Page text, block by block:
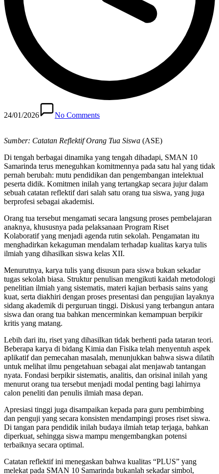
24/01/2026 No Comments
Sumber: Catatan Reflektif Orang Tua Siswa (ASE)
Di tengah berbagai dinamika yang tengah dihadapi, SMAN 10
Samarinda terus meneguhkan komitmennya pada satu hal yang tidak
pernah berubah: mutu pendidikan dan pengembangan intelektual
peserta didik. Komitmen inilah yang tertangkap secara jujur dalam
sebuah catatan reflektif dari salah satu orang tua siswa, yang juga
berprofesi sebagai akademisi.
Orang tua tersebut mengamati secara langsung proses pembelajaran
anaknya, khususnya pada pelaksanaan Program Riset
Kolaboratif yang menjadi agenda rutin sekolah. Pengamatan itu
menghadirkan kekaguman mendalam terhadap kualitas karya tulis
ilmiah yang dihasilkan siswa kelas XII.
Menurutnya, karya tulis yang disusun para siswa bukan sekadar
tugas sekolah biasa. Struktur penulisan mengikuti kaidah metodologi
penelitian ilmiah yang sistematis, materi kajian berbasis sains yang
kuat, serta diakhiri dengan proses presentasi dan pengujian layaknya
sidang akademik di perguruan tinggi. Diskusi yang terbangun antara
siswa dan orang tua bahkan mencerminkan kemampuan berpikir
kritis yang matang.
Lebih dari itu, riset yang dihasilkan tidak berhenti pada tataran teori.
Beberapa karya di bidang Kimia dan Fisika telah menyentuh aspek
aplikatif dan pemecahan masalah, menunjukkan bahwa siswa dilatih
untuk melihat ilmu pengetahuan sebagai alat menjawab tantangan
nyata. Fondasi berpikir sistematis, analitis, dan orisinal inilah yang
menurut orang tua tersebut menjadi modal penting bagi lahirnya
calon peneliti dan penulis ilmiah masa depan.
Apresiasi tinggi juga disampaikan kepada para guru pembimbing
dan penguji yang secara konsisten mendampingi proses riset siswa.
Di tangan para pendidik inilah budaya ilmiah tetap terjaga, bahkan
diperkuat, sehingga siswa mampu mengembangkan potensi
terbaiknya secara optimal.
Catatan reflektif ini menegaskan bahwa kualitas “PLUS” yang
melekat pada SMAN 10 Samarinda bukanlah sekadar simbol,